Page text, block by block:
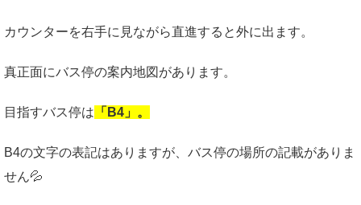
カウンターを右手に見ながら直進すると外に出ます。
真正面にバス停の案内地図があります。
目指すバス停は 「B4」。
B4の文字の表記はありますが、バス停の場所の記載がありま
せん💦